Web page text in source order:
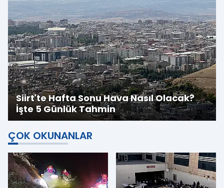
Siirt'te Hafta Sonu Hava Nasıl Olacak?
İşte 5 Günlük Tahmin
ÇOK OKUNANLAR